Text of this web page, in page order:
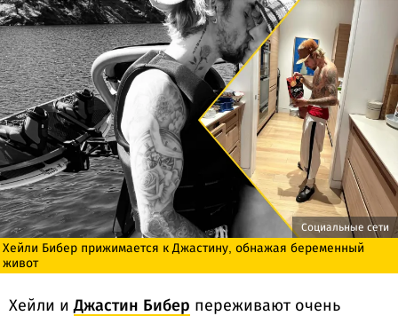
Социальные сети
Хейли Бибер прижимается к Джастину, обнажая беременный
живот
Хейли иДжастин Бибер переживают очень